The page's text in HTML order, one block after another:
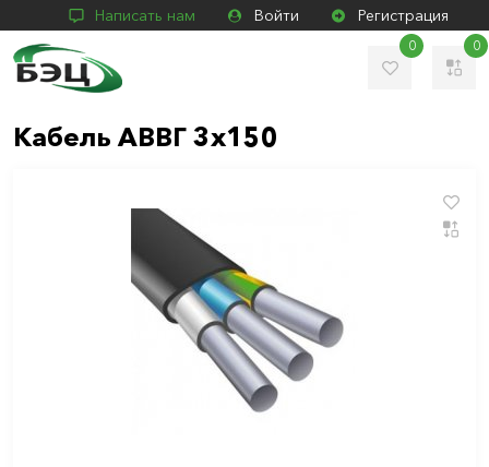
Написать нам Войти Регистрация
0 0
Кабель АВВГ 3х150